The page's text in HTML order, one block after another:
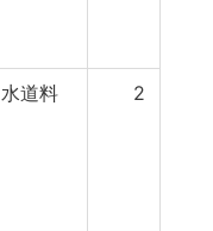
水道料 2